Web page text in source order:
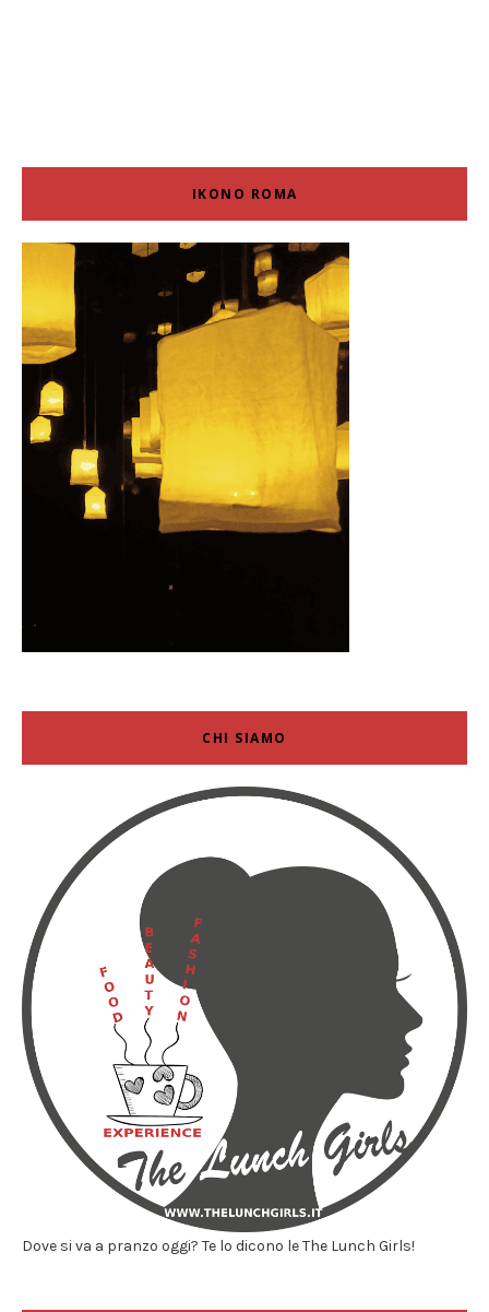
IKONO ROMA
CHI SIAMO
Dove si va a pranzo oggi? Te lo dicono le The Lunch Girls!